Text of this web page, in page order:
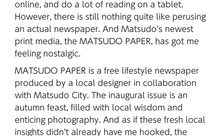
online, and do a lot of reading on a tablet.
However, there is still nothing quite like perusing
an actual newspaper. And Matsudo’s newest
print media, the MATSUDO PAPER, has got me
feeling nostalgic.
MATSUDO PAPER is a free lifestyle newspaper
produced by a local designer in collaboration
with Matsudo City. The inaugural issue is an
autumn feast, filled with local wisdom and
enticing photography. And as if these fresh local
insights didn’t already have me hooked, the